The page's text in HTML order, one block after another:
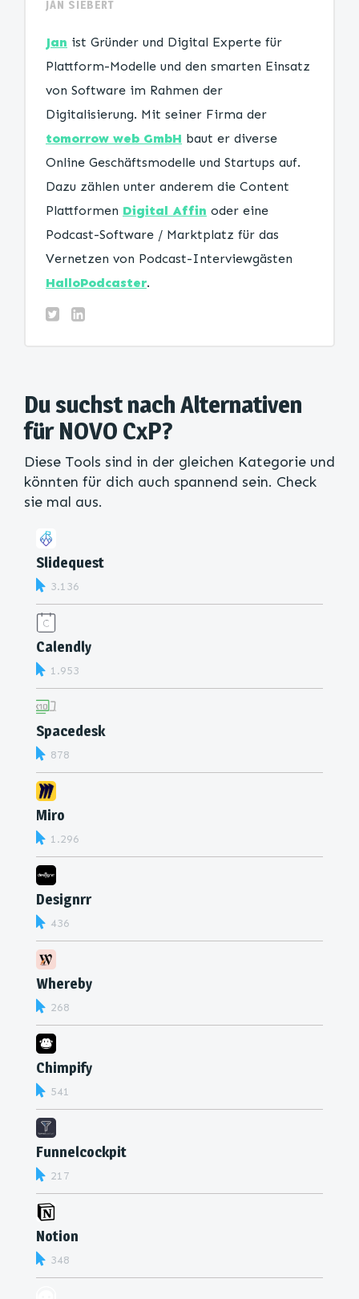
JAN SIEBERT
Jan ist Gründer und Digital Experte für
Plattform-Modelle und den smarten Einsatz
von Software im Rahmen der
Digitalisierung. Mit seiner Firma der
tomorrow web GmbH baut er diverse
Online Geschäftsmodelle und Startups auf.
Dazu zählen unter anderem die Content
Plattformen Digital Affin oder eine
Podcast-Software / Marktplatz für das
Vernetzen von Podcast-Interviewgästen
HalloPodcaster.
Du suchst nach Alternativen
für NOVO CxP?
Diese Tools sind in der gleichen Kategorie und
könnten für dich auch spannend sein. Check
sie mal aus.
Slidequest
3.136
Calendly
1.953
Spacedesk
878
Miro
1.296
Designrr
436
Whereby
268
Chimpify
541
Funnelcockpit
217
Notion
348